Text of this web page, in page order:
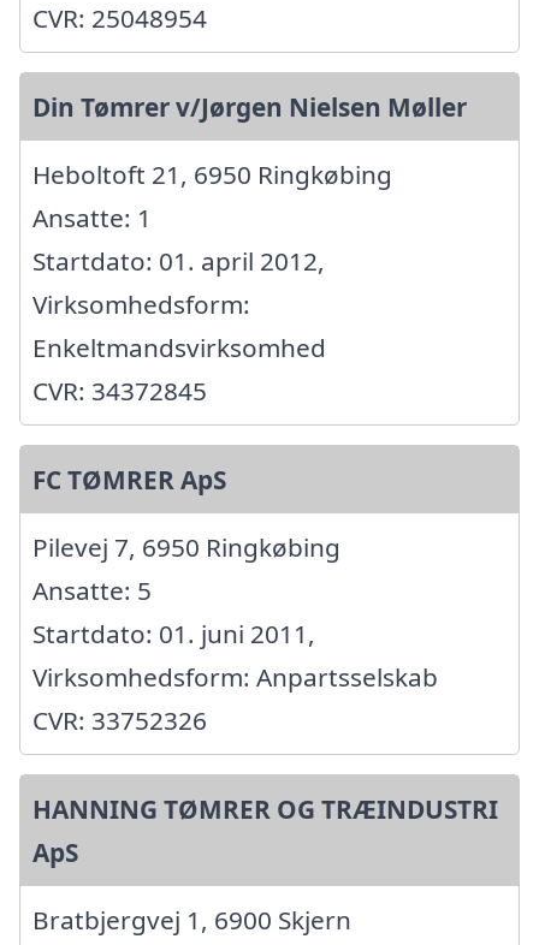
CVR: 25048954
Din Tømrer v/Jørgen Nielsen Møller
Heboltoft 21, 6950 Ringkøbing
Ansatte: 1
Startdato: 01. april 2012,
Virksomhedsform:
Enkeltmandsvirksomhed
CVR: 34372845
FC TØMRER ApS
Pilevej 7, 6950 Ringkøbing
Ansatte: 5
Startdato: 01. juni 2011,
Virksomhedsform: Anpartsselskab
CVR: 33752326
HANNING TØMRER OG TRÆINDUSTRI
ApS
Bratbjergvej 1, 6900 Skjern